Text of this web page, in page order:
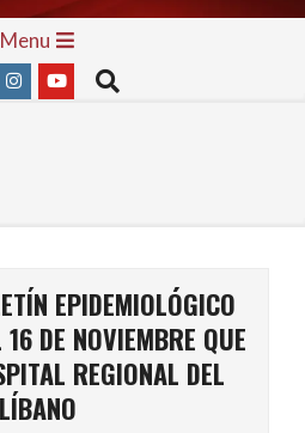
Menu
Search
EPIDEMIOLÓGICO
16 DE NOVIEMBRE QUE
REGIONAL DEL
LÍBANO